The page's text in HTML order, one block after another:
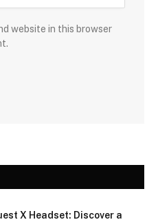
website in this browser
X Headset: Discover a